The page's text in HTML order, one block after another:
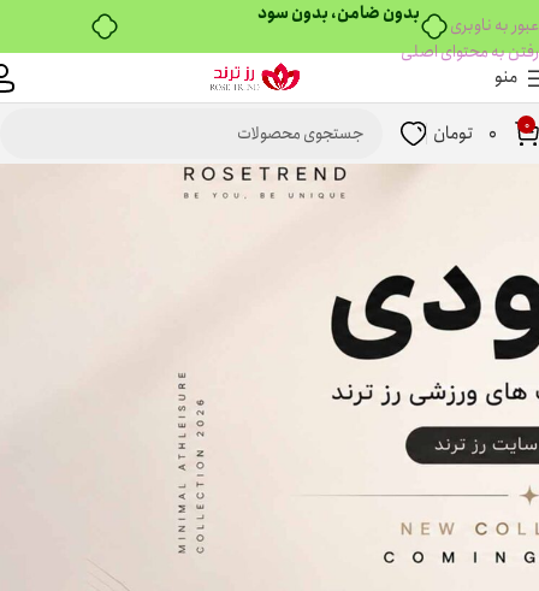
عبور به ناوبری
رفتن به محتوای اصلی
منو
0
0 تومان